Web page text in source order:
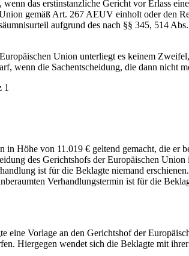
das erstinstanzliche Gericht vor Erlass
gemäß Art. 267 AEUV einholt oder den
aufgrund des nach §§ 345, 514
Union unterliegt es keinem
wenn die Sachentscheidung, die dann nicht
1
von 11.019 € geltend gemacht, die er
des Gerichtshofs der Europäischen
ist für die Beklagte niemand
Verhandlungstermin ist für die
Vorlage an den Gerichtshof der
Hiergegen wendet sich die Beklagte mit